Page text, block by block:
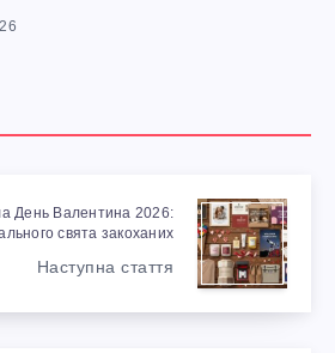
День Валентина 2026:
свята закоханих
Наступна стаття